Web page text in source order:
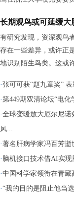
长期观鸟或可延缓大
有研究发现，资深观鸟
存在一些差异，或许正
地识别陌生鸟类。这或
·张可可获“赵九章奖”
·第449期双清论坛“电化
·全球变暖放大厄尔尼
风...
·著名肝病学家冯百芳
· 脑机接口技术借AI实现
·中国科学家领衔在青
·“我的目的是阻止他当